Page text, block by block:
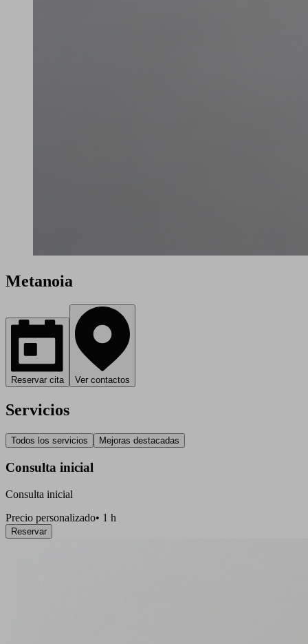
Metanoia
Reservar cita Ver contactos
Servicios
Todos los servicios Mejoras destacadas
Consulta inicial
Consulta inicial
Precio personalizado• 1 h
Reservar